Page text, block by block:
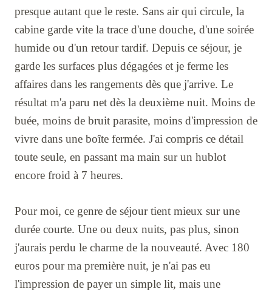
presque autant que le reste. Sans air qui circule, la
cabine garde vite la trace d'une douche, d'une soirée
humide ou d'un retour tardif. Depuis ce séjour, je
garde les surfaces plus dégagées et je ferme les
affaires dans les rangements dès que j'arrive. Le
résultat m'a paru net dès la deuxième nuit. Moins de
buée, moins de bruit parasite, moins d'impression de
vivre dans une boîte fermée. J'ai compris ce détail
toute seule, en passant ma main sur un hublot
encore froid à 7 heures.
Pour moi, ce genre de séjour tient mieux sur une
durée courte. Une ou deux nuits, pas plus, sinon
j'aurais perdu le charme de la nouveauté. Avec 180
euros pour ma première nuit, je n'ai pas eu
l'impression de payer un simple lit, mais une